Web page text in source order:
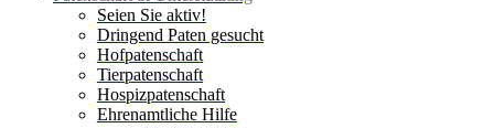
Seien Sie aktiv!
Dringend Paten gesucht
Hofpatenschaft
Tierpatenschaft
Hospizpatenschaft
Ehrenamtliche Hilfe